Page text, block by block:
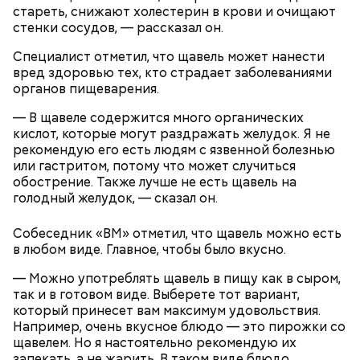
стареть, снижают холестерин в крови и очищают
стенки сосудов, — рассказал он.
Специалист отметил, что щавель может нанести
вред здоровью тех, кто страдает заболеваниями
органов пищеварения.
— В щавеле содержится много органических
кислот, которые могут раздражать желудок. Я не
рекомендую его есть людям с язвенной болезнью
или гастритом, потому что может случиться
обострение. Также лучше не есть щавель на
голодный желудок, — сказал он.
Собеседник «ВМ» отметил, что щавель можно есть
в любом виде. Главное, чтобы было вкусно.
— Можно употреблять щавель в пищу как в сыром,
так и в готовом виде. Выберете тот вариант,
который принесет вам максимум удовольствия.
Например, очень вкусное блюдо — это пирожки со
щавелем. Но я настоятельно рекомендую их
нужно застыть на месте и не двигаться;
не стоит пытаться «поймать» молнию или
потрогать, особенно металлическими
предметами.
зверя, затаиться, — добавил академик.
После получения предельно допустимой дозы
радиации Макеева вывели из 30-километровой
зоны отчуждения, где он до 3 мая проверял на
уровень радиационной зараженности
автотранспорт.
партийной организации колхоза и попросил
одолжить телевизор.
Молитва Николаю чудотворцу